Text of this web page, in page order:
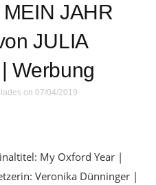
JAHR
JULIA
Werbung
on 07/04/2019
My Oxford Year |
Veronika Dünninger |